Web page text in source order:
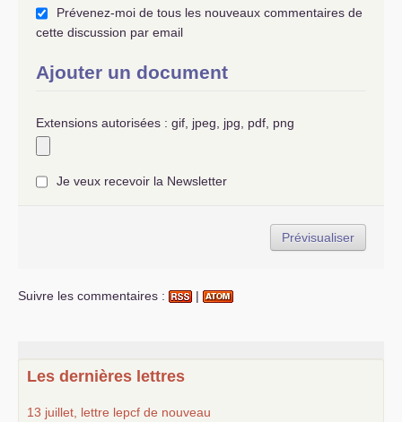
Prévenez-moi de tous les nouveaux commentaires de
cette discussion par email
Ajouter un document
Extensions autorisées : gif, jpeg, jpg, pdf, png
Je veux recevoir la Newsletter
Suivre les commentaires : |
Les dernières lettres
13 juillet, lettre lepcf de nouveau